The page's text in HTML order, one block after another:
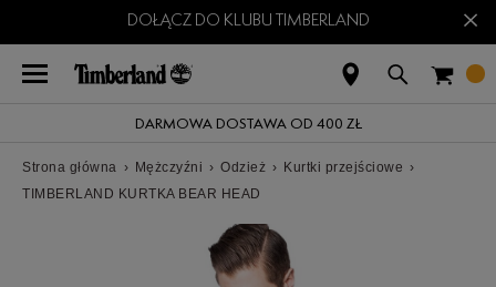
DOŁĄCZ DO KLUBU TIMBERLAND ×
DARMOWA DOSTAWA OD 400 ZŁ
Strona główna › Mężczyźni › Odzież › Kurtki przejściowe ›
TIMBERLAND KURTKA BEAR HEAD